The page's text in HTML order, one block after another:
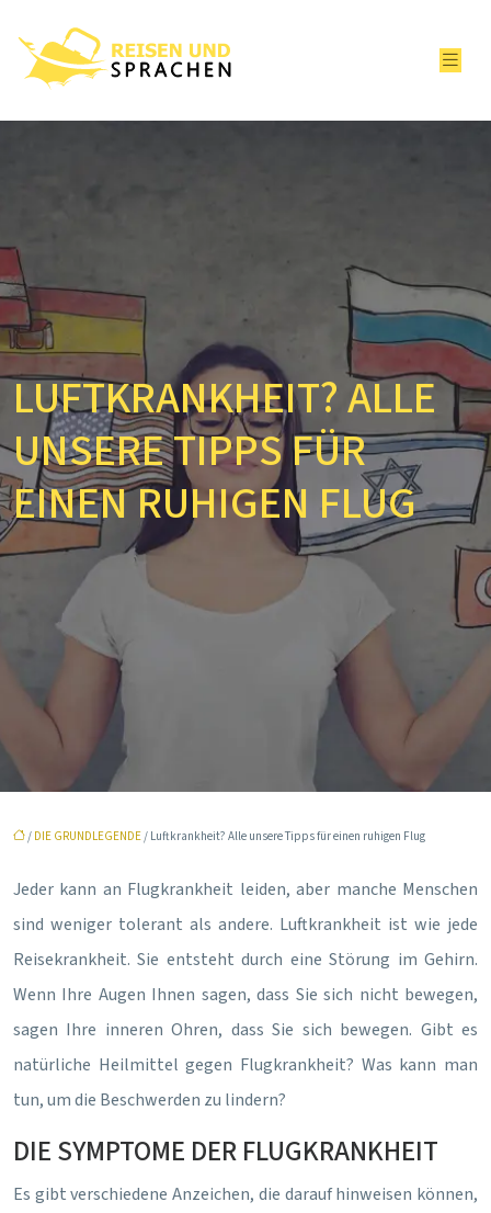
LUFTKRANKHEIT? ALLE
UNSERE TIPPS FÜR
EINEN RUHIGEN FLUG
/ DIE GRUNDLEGENDE/ Luftkrankheit? Alle unsere Tipps für einen ruhigen Flug
Jeder kann an Flugkrankheit leiden, aber manche Menschen
sind weniger tolerant als andere. Luftkrankheit ist wie jede
Reisekrankheit. Sie entsteht durch eine Störung im Gehirn.
Wenn Ihre Augen Ihnen sagen, dass Sie sich nicht bewegen,
sagen Ihre inneren Ohren, dass Sie sich bewegen. Gibt es
natürliche Heilmittel gegen Flugkrankheit? Was kann man
tun, um die Beschwerden zu lindern?
DIE SYMPTOME DER FLUGKRANKHEIT
Es gibt verschiedene Anzeichen, die darauf hinweisen können,